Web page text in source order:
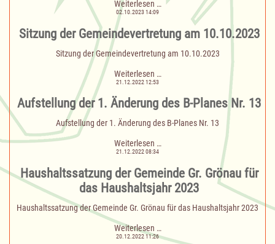
Weiterlesen …Sitzung
und
Wegeausschusses
am
02.10.2023 14:09
Sitzung der Gemeindevertretung am 10.10.2023
Sitzung der Gemeindevertretung am 10.10.2023
Weiterlesen …
am
21.12.2022 12:53
Aufstellung der 1. Änderung des B-Planes Nr. 13
Aufstellung der 1. Änderung des B-Planes Nr. 13
Weiterlesen …Aufstellung
Änderung
des
B-
Planes
Nr.
21.12.2022 08:34
Haushaltssatzung der Gemeinde Gr. Grönau für
das Haushaltsjahr 2023
Haushaltssatzung der Gemeinde Gr. Grönau für das Haushaltsjahr 2023
Weiterlesen …
der
20.12.2022 11:26